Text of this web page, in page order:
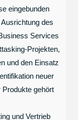
eingebunden
des
Services
Projekten,
und den Einsatz
neuer
gehört
und Vertrieb